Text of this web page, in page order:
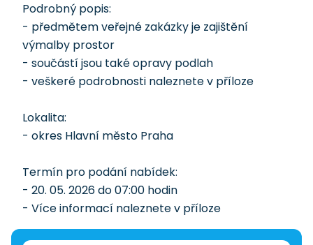
Podrobný popis:
- předmětem veřejné zakázky je zajištění
výmalby prostor
- součástí jsou také opravy podlah
- veškeré podrobnosti naleznete v příloze
Lokalita:
- okres Hlavní město Praha
Termín pro podání nabídek:
- 20. 05. 2026 do 07:00 hodin
- Více informací naleznete v příloze